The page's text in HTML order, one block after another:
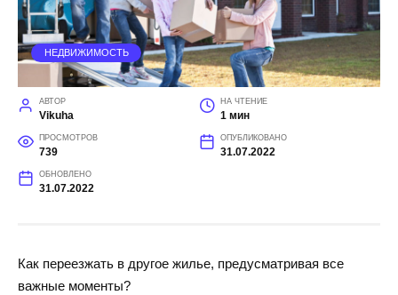
НЕДВИЖИМОСТЬ
АВТОР
Vikuha
НА ЧТЕНИЕ
1 мин
ПРОСМОТРОВ
739
ОПУБЛИКОВАНО
31.07.2022
ОБНОВЛЕНО
31.07.2022
Как переезжать в другое жилье, предусматривая все
важные моменты?